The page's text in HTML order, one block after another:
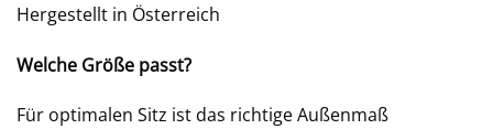
Hergestellt in Österreich
Welche Größe passt?
Für optimalen Sitz ist das richtige Außenmaß